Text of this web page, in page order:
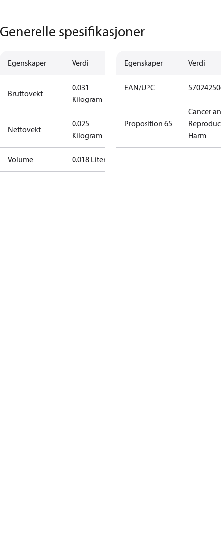
Generelle spesifikasjoner
Egenskaper Verdi
Bruttovekt
0.031
Kilogram
Nettovekt
0.025
Kilogram
Volume 0.018 Liter
Egenskaper Verdi
EAN/UPC
Proposition 65
Cancer
Harm